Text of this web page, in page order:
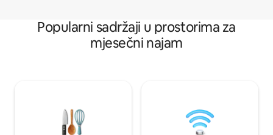
Popularni sadržaji u prostorima za
mjesečni najam